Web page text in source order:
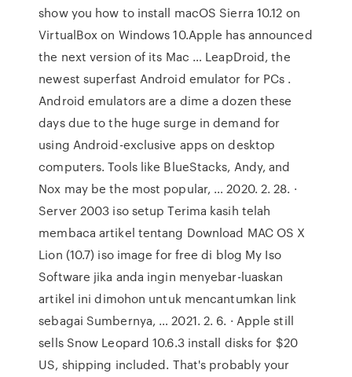
show you how to install macOS Sierra 10.12 on
VirtualBox on Windows 10.Apple has announced
the next version of its Mac … LeapDroid, the
newest superfast Android emulator for PCs .
Android emulators are a dime a dozen these
days due to the huge surge in demand for
using Android-exclusive apps on desktop
computers. Tools like BlueStacks, Andy, and
Nox may be the most popular, … 2020. 2. 28. ·
Server 2003 iso setup Terima kasih telah
membaca artikel tentang Download MAC OS X
Lion (10.7) iso image for free di blog My Iso
Software jika anda ingin menyebar-luaskan
artikel ini dimohon untuk mencantumkan link
sebagai Sumbernya, … 2021. 2. 6. · Apple still
sells Snow Leopard 10.6.3 install disks for $20
US, shipping included. That's probably your